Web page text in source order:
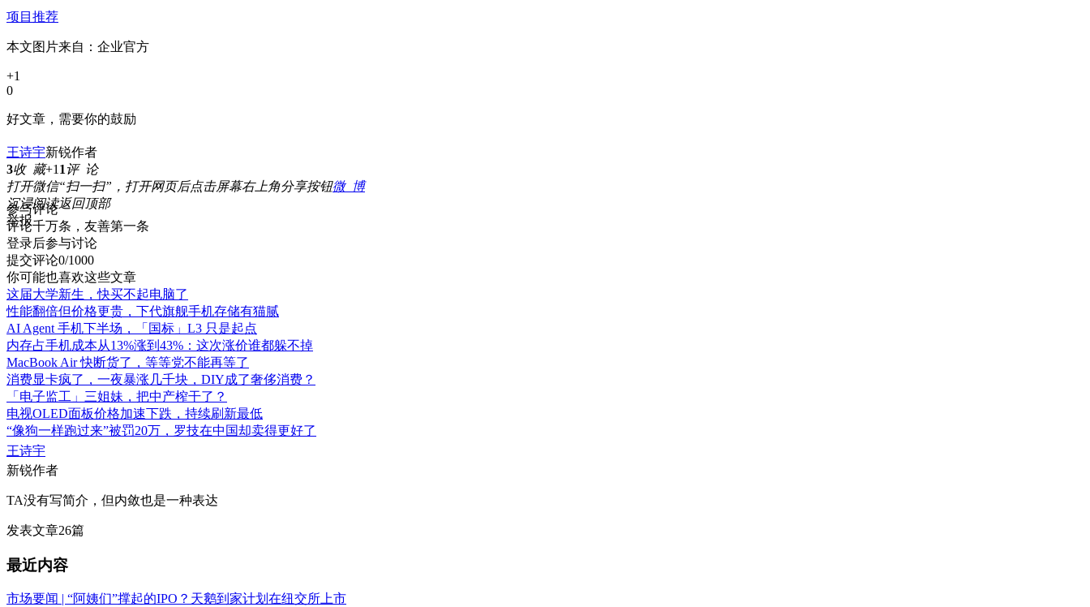
项目推荐
本文图片来自： 企业官方
+1
0
好文章，需要你的鼓励
王诗宇新锐作者
3收 藏+1 1 评 论
打开微信“扫一扫”，打开网页后点击屏幕右上角分享按钮微 博
沉浸阅读返回顶部
举报
参与评论
评论千万条，友善第一条
登录后参与讨论
提交评论0/1000
你可能也喜欢这些文章
这届大学新生，快买不起电脑了
性能翻倍但价格更贵，下代旗舰手机存储有猫腻
AI Agent 手机下半场，「国标」L3 只是起点
内存占手机成本从13%涨到43%：这次涨价谁都躲不掉
MacBook Air 快断货了，等等党不能再等了
消费显卡疯了，一夜暴涨几千块，DIY成了奢侈消费？
「电子监工」三姐妹，把中产榨干了？
电视OLED面板价格加速下跌，持续刷新最低
“像狗一样跑过来”被罚20万，罗技在中国却卖得更好了
王诗宇
新锐作者
TA没有写简介，但内敛也是一种表达
发表文章26篇
最近内容
市场要闻 | “阿姨们”撑起的IPO？天鹅到家计划在纽交所上市